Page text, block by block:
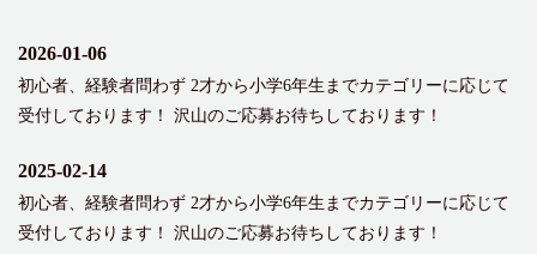
2026-01-06
初心者、経験者問わず 2才から小学6年生までカテゴリーに応じて
受付しております！ 沢山のご応募お待ちしております！
2025-02-14
初心者、経験者問わず 2才から小学6年生までカテゴリーに応じて
受付しております！ 沢山のご応募お待ちしております！